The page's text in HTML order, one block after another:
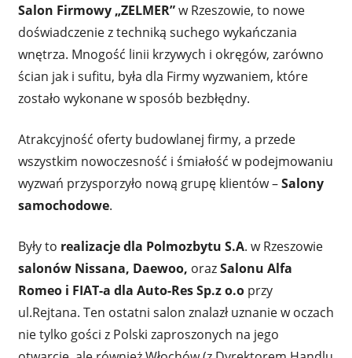
Salon Firmowy „ZELMER”w Rzeszowie, to nowe
doświadczenie z techniką suchego wykańczania
wnętrza. Mnogość linii krzywych i okręgów, zarówno
ścian jak i sufitu, była dla Firmy wyzwaniem, które
zostało wykonane w sposób bezbłędny.
Atrakcyjność oferty budowlanej firmy, a przede
wszystkim nowoczesność i śmiałość w podejmowaniu
wyzwań przysporzyło nową grupę klientów –Salony
samochodowe.
Były to realizacje dla Polmozbytu S.A. w Rzeszowie
salonów Nissana, Daewoo, orazSalonu Alfa
Romeo i FIAT-a dla Auto-Res Sp.z o.oprzy
ul.Rejtana. Ten ostatni salon znalazł uznanie w oczach
nie tylko gości z Polski zaproszonych na jego